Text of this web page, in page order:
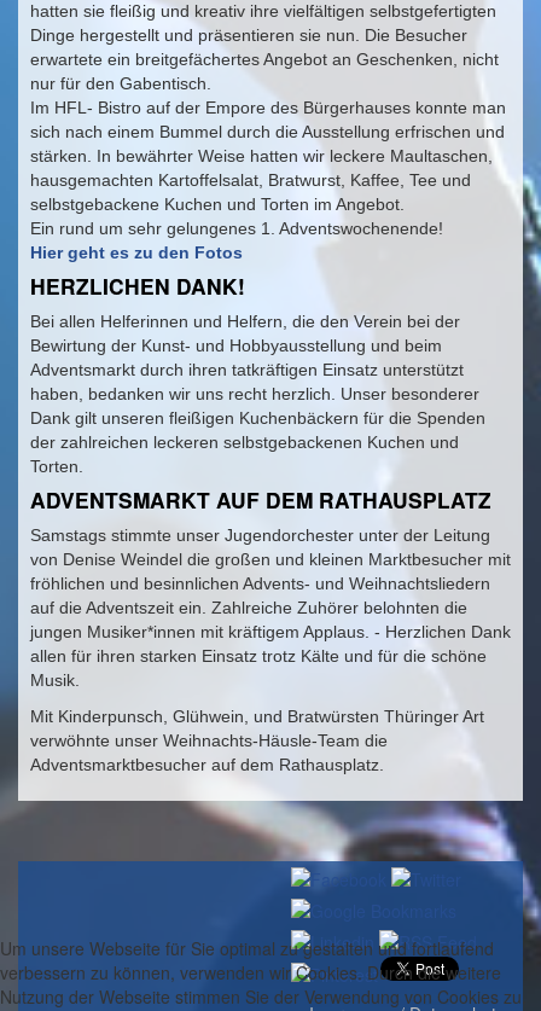
hatten sie fleißig und kreativ ihre vielfältigen selbstgefertigten
Dinge hergestellt und präsentieren sie nun. Die Besucher
erwartete ein breitgefächertes Angebot an Geschenken, nicht
nur für den Gabentisch.
Im HFL- Bistro auf der Empore des Bürgerhauses konnte man
sich nach einem Bummel durch die Ausstellung erfrischen und
stärken. In bewährter Weise hatten wir leckere Maultaschen,
hausgemachten Kartoffelsalat, Bratwurst, Kaffee, Tee und
selbstgebackene Kuchen und Torten im Angebot.
Ein rund um sehr gelungenes 1. Adventswochenende!
Hier geht es zu den Fotos
HERZLICHEN DANK!
Bei allen Helferinnen und Helfern, die den Verein bei der
Bewirtung der Kunst- und Hobbyausstellung und beim
Adventsmarkt durch ihren tatkräftigen Einsatz unterstützt
haben, bedanken wir uns recht herzlich. Unser besonderer
Dank gilt unseren fleißigen Kuchenbäckern für die Spenden
der zahlreichen leckeren selbstgebackenen Kuchen und
Torten.
ADVENTSMARKT AUF DEM RATHAUSPLATZ
Samstags stimmte unser Jugendorchester unter der Leitung
von Denise Weindel die großen und kleinen Marktbesucher mit
fröhlichen und besinnlichen Advents- und Weihnachtsliedern
auf die Adventszeit ein. Zahlreiche Zuhörer belohnten die
jungen Musiker*innen mit kräftigem Applaus. - Herzlichen Dank
allen für ihren starken Einsatz trotz Kälte und für die schöne
Musik.
Mit Kinderpunsch, Glühwein, und Bratwürsten Thüringer Art
verwöhnte unser Weihnachts-Häusle-Team die
Adventsmarktbesucher auf dem Rathausplatz.
Um unsere Webseite für Sie optimal zu gestalten und fortlaufend
verbessern zu können, verwenden wir Cookies. Durch die weitere
Nutzung der Webseite stimmen Sie der Verwendung von Cookies zu.